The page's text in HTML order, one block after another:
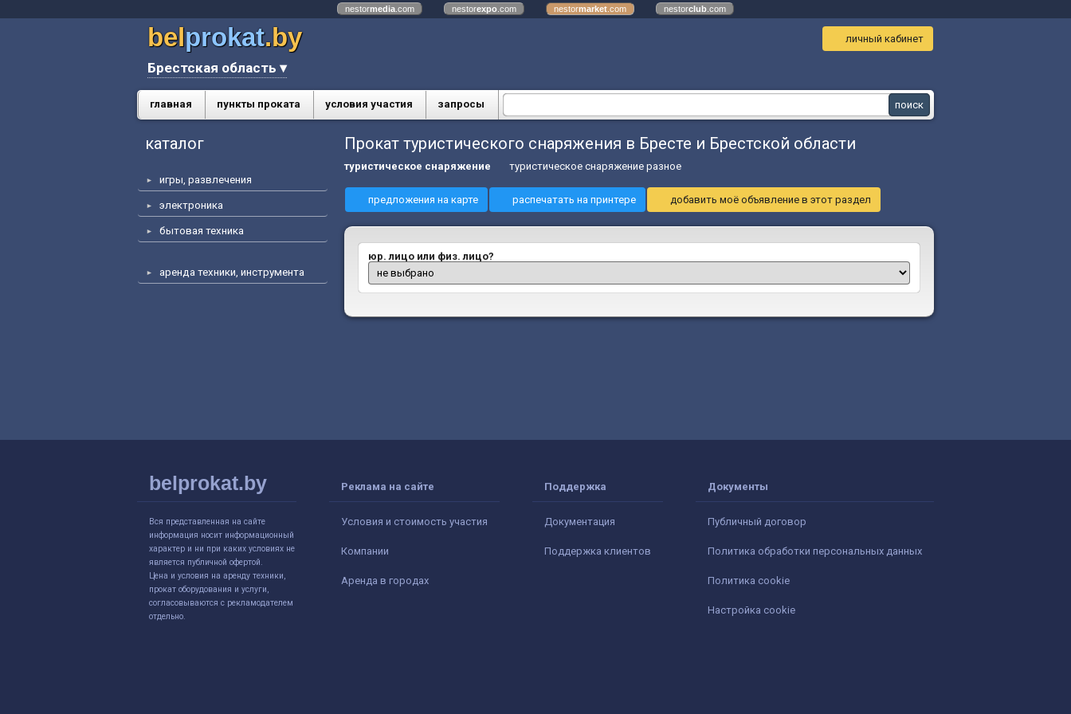
nestormedia .com nestorexpo .com nestormarket .com nestorclub .com
belprokat.by
Брестская область ▾
личный кабинет
главная пункты проката условия участия запросы
каталог
игры, развлечения
электроника
бытовая техника
аренда техники, инструмента
Прокат туристического снаряжения в Бресте и Брестской области
туристическое снаряжение туристическое снаряжение разное
предложения на карте распечатать на принтере добавить моё объявление в этот раздел
юр. лицо или физ. лицо?
belprokat.by
Вся представленная на сайте
информация носит информационный
характер и ни при каких условиях не
является публичной офертой.
Цена и условия на аренду техники,
прокат оборудования и услуги,
согласовываются с рекламодателем
отдельно.
Реклама на сайте
Условия и стоимость участия
Компании
Аренда в городах
Поддержка
Документация
Поддержка клиентов
Документы
Публичный договор
Политика обработки персональных данных
Политика cookie
Настройка cookie